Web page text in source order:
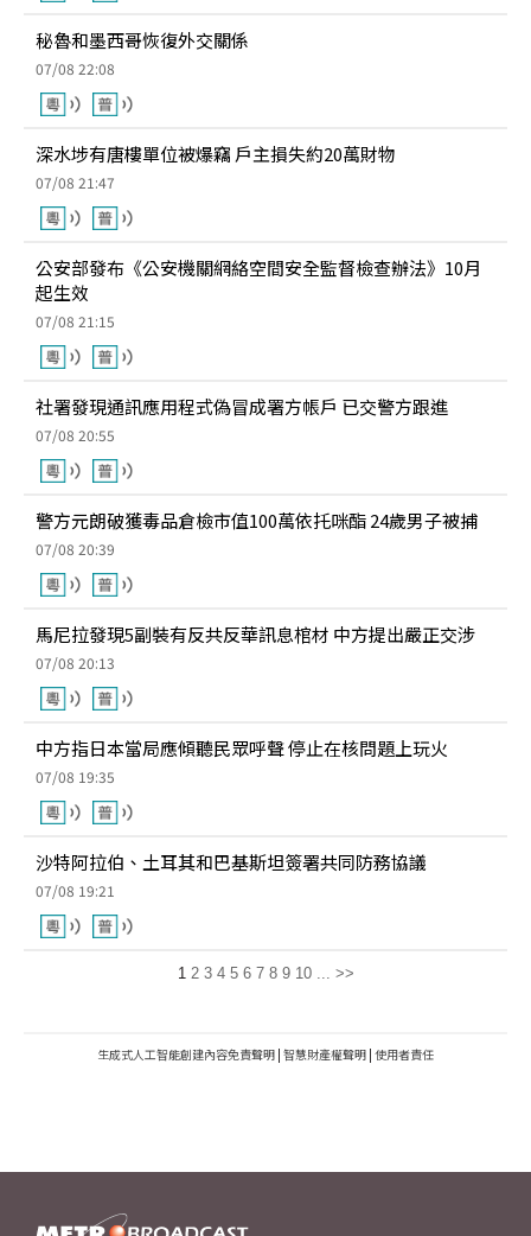
秘魯和墨西哥恢復外交關係
07/08 22:08
深水埗有唐樓單位被爆竊 戶主損失約20萬財物
07/08 21:47
公安部發布《公安機關網絡空間安全監督檢查辦法》10月
起生效
07/08 21:15
社署發現通訊應用程式偽冒成署方帳戶 已交警方跟進
07/08 20:55
警方元朗破獲毒品倉檢市值100萬依托咪酯 24歲男子被捕
07/08 20:39
馬尼拉發現5副裝有反共反華訊息棺材 中方提出嚴正交涉
07/08 20:13
中方指日本當局應傾聽民眾呼聲 停止在核問題上玩火
07/08 19:35
沙特阿拉伯、土耳其和巴基斯坦簽署共同防務協議
07/08 19:21
1 2 3 4 5 6 7 8 9 10 ... >>
生成式人工智能創建內容免責聲明 | 智慧財產權聲明 | 使用者責任